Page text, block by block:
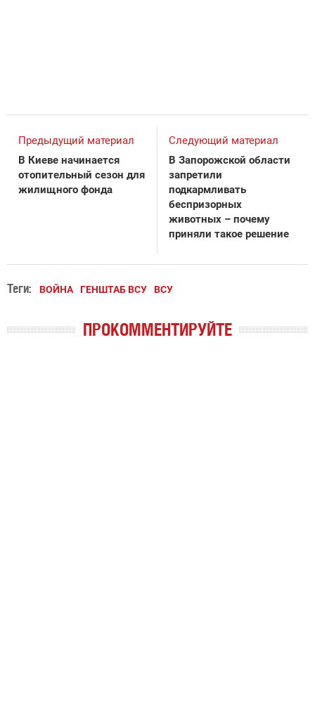
Предыдущий материал
В Киеве начинается
отопительный сезон для
жилищного фонда
Следующий материал
В Запорожской области
запретили
подкармливать
беспризорных
животных – почему
приняли такое решение
Теги: ВОЙНА ГЕНШТАБ ВСУ ВСУ
ПРОКОММЕНТИРУЙТЕ